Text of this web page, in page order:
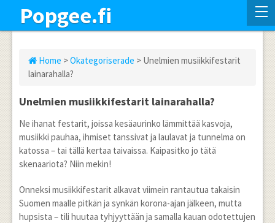
Popgee.fi
Home >Okategoriserade > Unelmien musiikkifestarit
lainarahalla?
Unelmien musiikkifestarit lainarahalla?
Ne ihanat festarit, joissa kesäaurinko lämmittää kasvoja,
musiikki pauhaa, ihmiset tanssivat ja laulavat ja tunnelma on
katossa – tai tällä kertaa taivaissa. Kaipasitko jo tätä
skenaariota? Niin mekin!
Onneksi musiikkifestarit alkavat viimein rantautua takaisin
Suomen maalle pitkän ja synkän korona-ajan jälkeen, mutta
hupsista – tili huutaa tyhjyyttään ja samalla kauan odotettujen